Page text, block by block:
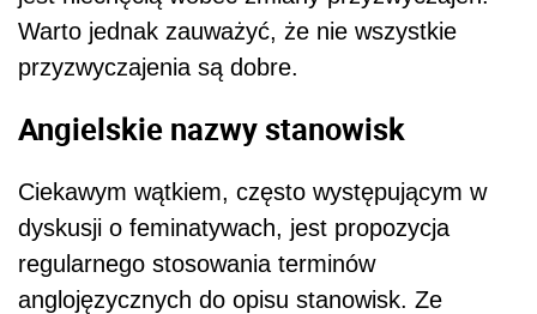
Warto jednak zauważyć, że nie wszystkie
przyzwyczajenia są dobre.
Angielskie nazwy stanowisk
Ciekawym wątkiem, często występującym w
dyskusji o feminatywach, jest propozycja
regularnego stosowania terminów
anglojęzycznych do opisu stanowisk. Ze